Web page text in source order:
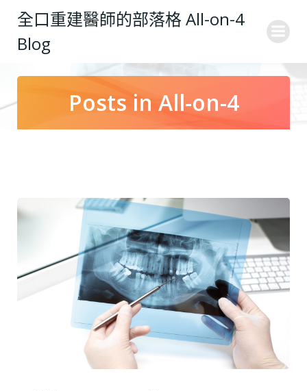
Skip
to
全口重建醫師的部落格 All-on-4
Blog
Posts in All-on-4